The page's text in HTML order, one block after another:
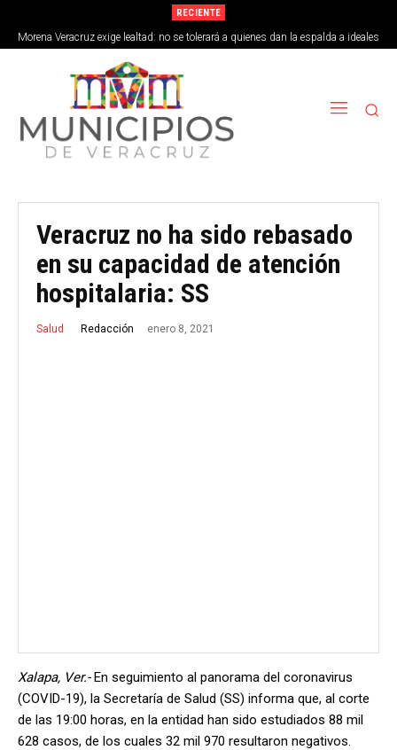
RECIENTE
Morena Veracruz exige lealtad: no se tolerará a quienes dan la espalda a ideales
de la 4T
Veracruz no ha sido rebasado
en su capacidad de atención
hospitalaria: SS
Salud Redacción enero 8, 2021
Xalapa, Ver.-En seguimiento al panorama del coronavirus
(COVID-19), la Secretaría de Salud (SS) informa que, al corte
de las 19:00 horas, en la entidad han sido estudiados 88 mil
628 casos, de los cuales 32 mil 970 resultaron negativos.